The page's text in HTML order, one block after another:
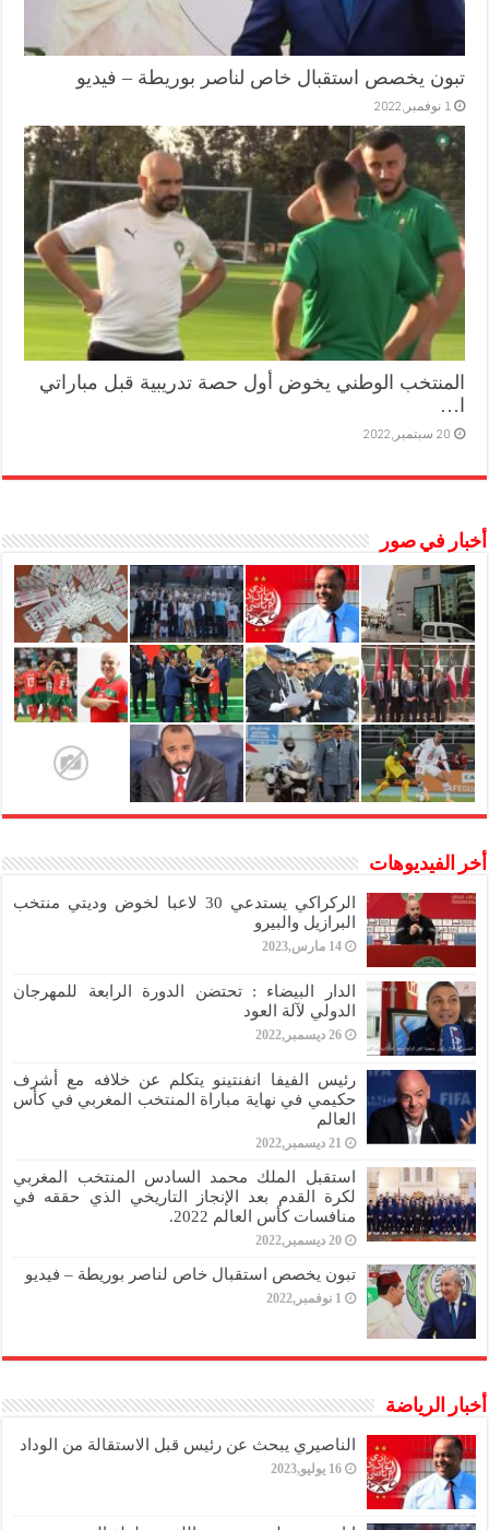
تبون يخصص استقبال خاص لناصر بوريطة – فيديو
1 نوفمبر,2022
المنتخب الوطني يخوض أول حصة تدريبية قبل مباراتي
ا…
20 سبتمبر,2022
أخبار في صور
أخر الفيديوهات
الركراكي يستدعي 30 لاعبا لخوض وديتي منتخب
البرازيل والبيرو
14 مارس,2023
الدار البيضاء : تحتضن الدورة الرابعة للمهرجان
الدولي لآلة العود
26 ديسمبر,2022
رئيس الفيفا انفنتينو يتكلم عن خلافه مع أشرف
حكيمي في نهاية مباراة المنتخب المغربي في كأس
العالم
21 ديسمبر,2022
استقبل الملك محمد السادس المنتخب المغربي
لكرة القدم بعد الإنجاز التاريخي الذي حققه في
منافسات كأس العالم 2022.
20 ديسمبر,2022
تبون يخصص استقبال خاص لناصر بوريطة – فيديو
1 نوفمبر,2022
أخبار الرياضة
الناصيري يبحث عن رئيس قبل الاستقالة من الوداد
16 يوليو,2023